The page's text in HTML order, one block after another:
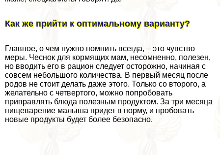
Как же прийти к оптимальному варианту?
Главное, о чем нужно помнить всегда, – это чувство
меры. Чеснок для кормящих мам, несомненно, полезен,
но вводить его в рацион следует осторожно, начиная с
совсем небольшого количества. В первый месяц после
родов не стоит делать даже этого. Только со второго, а
желательно с четвертого, можно попробовать
приправлять блюда полезным продуктом. За три месяца
пищеварение малыша придет в норму, и пробовать
новые продукты будет более безопасно.